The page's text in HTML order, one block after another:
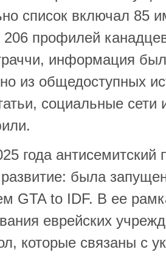
список включал 85
206 профилей
информация
из общедоступных
социальные
года антисемитский
была
GTA to IDF. В ее
еврейских
которые связаны с